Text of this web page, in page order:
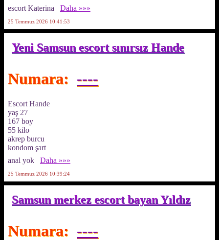
escort Katerina
Daha »»»
25 Temmuz 2026 10:41:53
Yeni Samsun escort sınırsız Hande
Numara: ----
Escort Hande
yaş 27
167 boy
55 kilo
akrep burcu
kondom şart
anal yok
Daha »»»
25 Temmuz 2026 10:39:24
Samsun merkez escort bayan Yıldız
Numara: ----